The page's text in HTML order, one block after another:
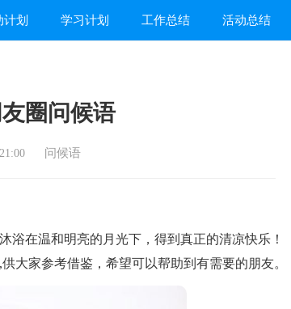
计划 学习计划 工作总结 活动总结
圈问候语
问候语
在温和明亮的月光下，得到真正的清凉快乐！
大家参考借鉴，希望可以帮助到有需要的朋友。